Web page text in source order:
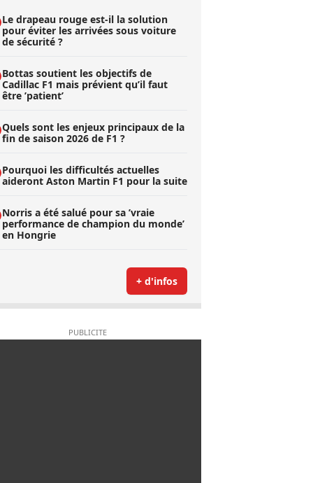
Le drapeau rouge est-il la solution
pour éviter les arrivées sous voiture
de sécurité ?
Bottas soutient les objectifs de
Cadillac F1 mais prévient qu’il faut
être ’patient’
Quels sont les enjeux principaux de la
fin de saison 2026 de F1 ?
Pourquoi les difficultés actuelles
aideront Aston Martin F1 pour la suite
Norris a été salué pour sa ’vraie
performance de champion du monde’
en Hongrie
+ d'infos